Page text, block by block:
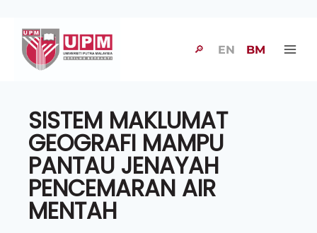
🔎 EN BM
SISTEM MAKLUMAT
GEOGRAFI MAMPU
PANTAU JENAYAH
PENCEMARAN AIR
MENTAH